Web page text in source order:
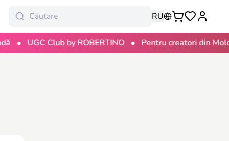
RU
UGC Club by ROBERTINO • Pentru creatori din Moldova